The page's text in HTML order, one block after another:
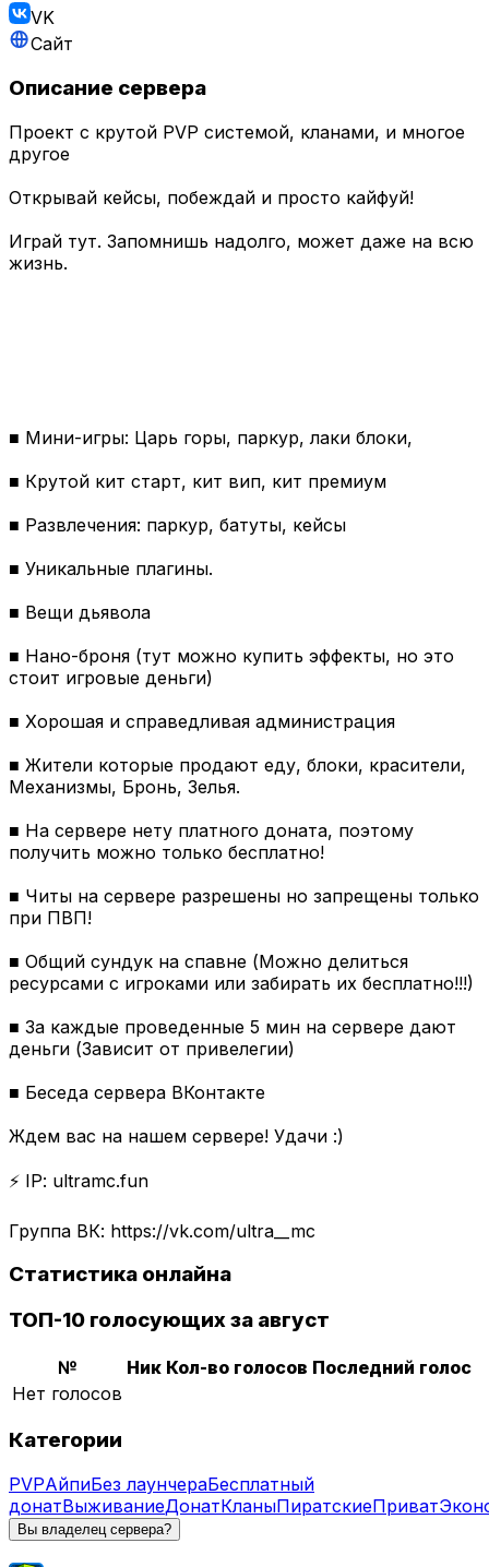
VK
Сайт
Описание сервера
Проект с крутой PVP системой, кланами, и многое
другое
Открывай кейсы, побеждай и просто кайфуй!
Играй тут. Запомнишь надолго, может даже на всю
жизнь.
■ Мини-игры: Царь горы, паркур, лаки блоки,
■ Крутой кит старт, кит вип, кит премиум
■ Развлечения: паркур, батуты, кейсы
■ Уникальные плагины.
■ Вещи дьявола
■ Нано-броня (тут можно купить эффекты, но это
стоит игровые деньги)
■ Хорошая и справедливая администрация
■ Жители которые продают еду, блоки, красители,
Механизмы, Бронь, Зелья.
■ На сервере нету платного доната, поэтому
получить можно только бесплатно!
■ Читы на сервере разрешены но запрещены только
при ПВП!
■ Общий сундук на спавне (Можно делиться
ресурсами с игроками или забирать их бесплатно!!!)
■ За каждые проведенные 5 мин на сервере дают
деньги (Зависит от привелегии)
■ Беседа сервера ВКонтакте
Ждем вас на нашем сервере! Удачи :)
⚡ IP: ultramc.fun
Группа ВК: https://vk.com/ultra__mc
Статистика онлайна
ТОП-10 голосующих за август
№ Ник Кол-во голосов Последний голос
Нет голосов
Категории
PVPАйпиБез лаунчераБесплатный
донатВыживаниеДонатКланыПиратскиеПриват
Вы владелец сервера?